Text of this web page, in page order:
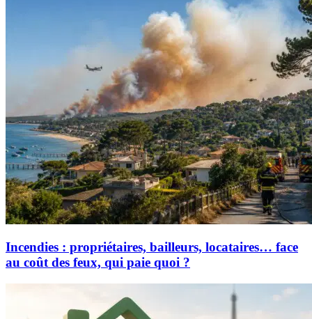
Incendies : propriétaires, bailleurs, locataires… face
au coût des feux, qui paie quoi ?